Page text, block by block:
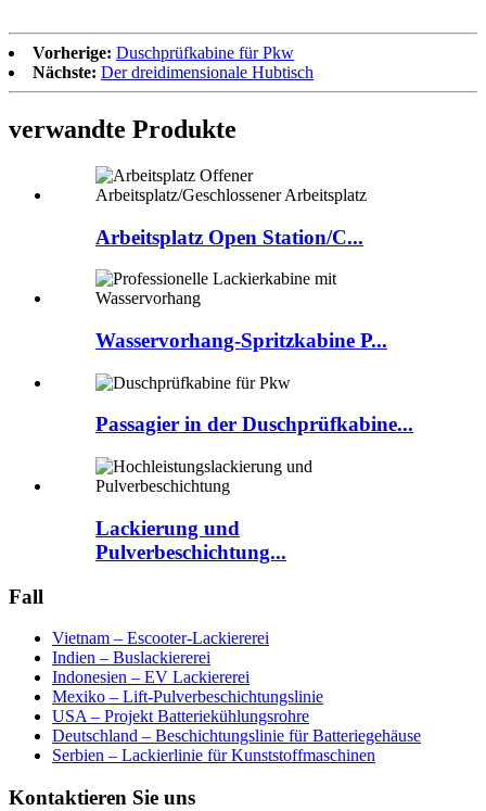
Vorherige: Duschprüfkabine für Pkw
Nächste: Der dreidimensionale Hubtisch
verwandte Produkte
Arbeitsplatz Open Station/C...
Wasservorhang-Spritzkabine P...
Passagier in der Duschprüfkabine...
Lackierung und
Pulverbeschichtung...
Fall
Vietnam – Escooter-Lackiererei
Indien – Buslackiererei
Indonesien – EV Lackiererei
Mexiko – Lift-Pulverbeschichtungslinie
USA – Projekt Batteriekühlungsrohre
Deutschland – Beschichtungslinie für Batteriegehäuse
Serbien – Lackierlinie für Kunststoffmaschinen
Kontaktieren Sie uns